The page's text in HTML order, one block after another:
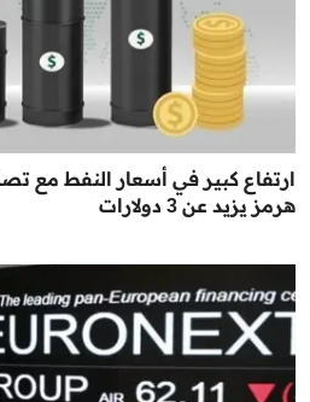
ارتفاع كبير في أسعار النفط مع
هرمز يزيد عن 3 دولارات